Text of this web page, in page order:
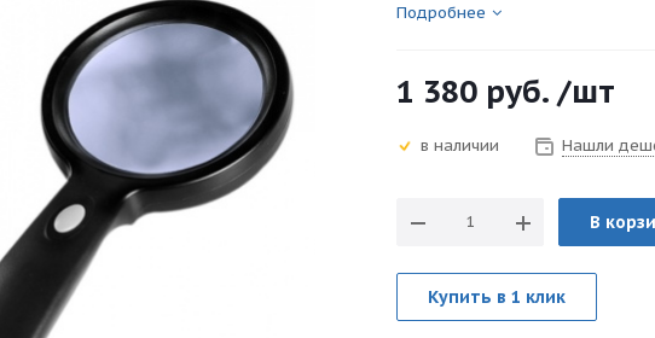
Подробнее
1 380 руб. /шт
в наличии Нашли
В
Купить в 1 клик